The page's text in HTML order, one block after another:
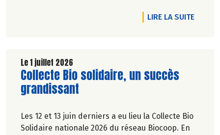
est en phase. Comme dans les 19 magasins
Biocoop du Grand Toulouse. Ceux-là et d'autres
territoire. Nous y étions à la fin de l'hiver. Suivez-
nous.
Pascale Solana.
LIRE LA SUITEDE
Le 1 juillet 2026
Lire la suite de l'article
Collecte Bio solidaire, un succès
grandissant
Les 12 et 13 juin derniers a eu lieu la Collecte Bio
Solidaire nationale 2026 du réseau Biocoop. En